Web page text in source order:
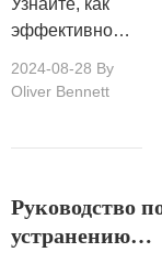
качества
руководство)
Узнайте, как
эффективно
теряя качества
обеспечивая
оптимальный
2024-08-28 By
Oliver Bennett
Руководство
устранению